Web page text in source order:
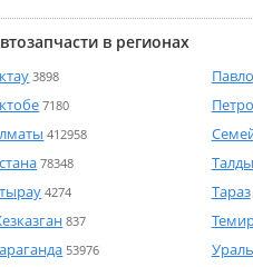
в регионах
3898
7180
412958
78348
4274
837
53976
Тараз